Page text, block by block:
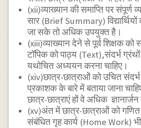
(xii)व्याख्यान की समाप्ति पर संपूर्ण
सार (Brief Summary)
जा सके तो अधिक उपयुक्त है।
(xiii)व्याख्यान देने से पूर्व शिक्षक
टॉपिक को पाठ्य (Text),संदर्भ
यथोचित अध्ययन करना चाहिए।
(xiv)छात्र-छात्राओं को उचित
प्रकाशक के बारे में बताया जाना
छात्र-छात्राएं हों वे अधिक
(xv)अंत में छात्र-छात्राओं को
संबंधित गृह कार्य (Home Work) भी